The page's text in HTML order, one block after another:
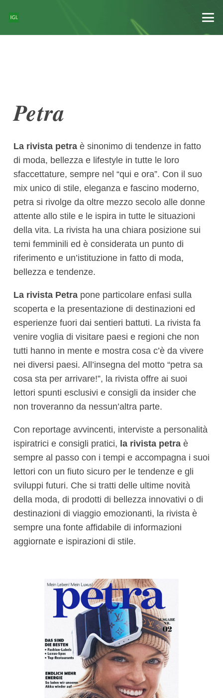
Petra
La rivista petra è sinonimo di tendenze in fatto
di moda, bellezza e lifestyle in tutte le loro
sfaccettature, sempre nel “qui e ora”. Con il suo
mix unico di stile, eleganza e fascino moderno,
petra si rivolge da oltre mezzo secolo alle donne
attente allo stile e le ispira in tutte le situazioni
della vita. La rivista ha una chiara posizione sui
temi femminili ed è considerata un punto di
riferimento e un’istituzione in fatto di moda,
bellezza e tendenze.
La rivista Petra pone particolare enfasi sulla
scoperta e la presentazione di destinazioni ed
esperienze fuori dai sentieri battuti. La rivista fa
venire voglia di visitare paesi e regioni che non
tutti hanno in mente e mostra cosa c’è da vivere
nei diversi paesi. All’insegna del motto “petra sa
cosa sta per arrivare!”, la rivista offre ai suoi
lettori spunti esclusivi e consigli da insider che
non troveranno da nessun’altra parte.
Con reportage avvincenti, interviste a personalità
ispiratrici e consigli pratici, la rivista petra è
sempre al passo con i tempi e accompagna i suoi
lettori con un fiuto sicuro per le tendenze e gli
sviluppi futuri. Che si tratti delle ultime novità
della moda, di prodotti di bellezza innovativi o di
destinazioni di viaggio emozionanti, la rivista è
sempre una fonte affidabile di informazioni
aggiornate e ispirazioni di stile.